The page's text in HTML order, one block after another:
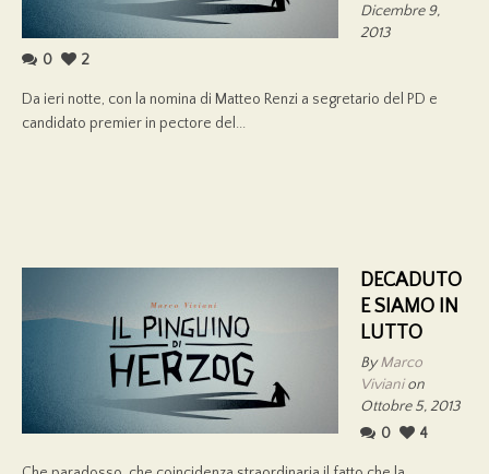
Dicembre 9,
2013
0
2
Da ieri notte, con la nomina di Matteo Renzi a segretario del PD e
candidato premier in pectore del...
DECADUTO
E SIAMO IN
LUTTO
ByMarco
Vivianion
Ottobre 5, 2013
0
4